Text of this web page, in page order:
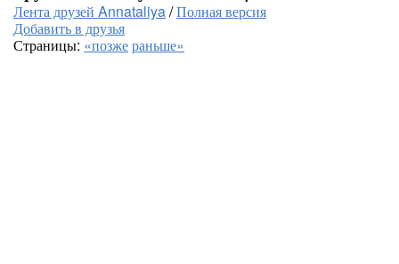
Лента друзей Annataliya/Полная версия
Добавить в друзья
Страницы: «позжераньше»